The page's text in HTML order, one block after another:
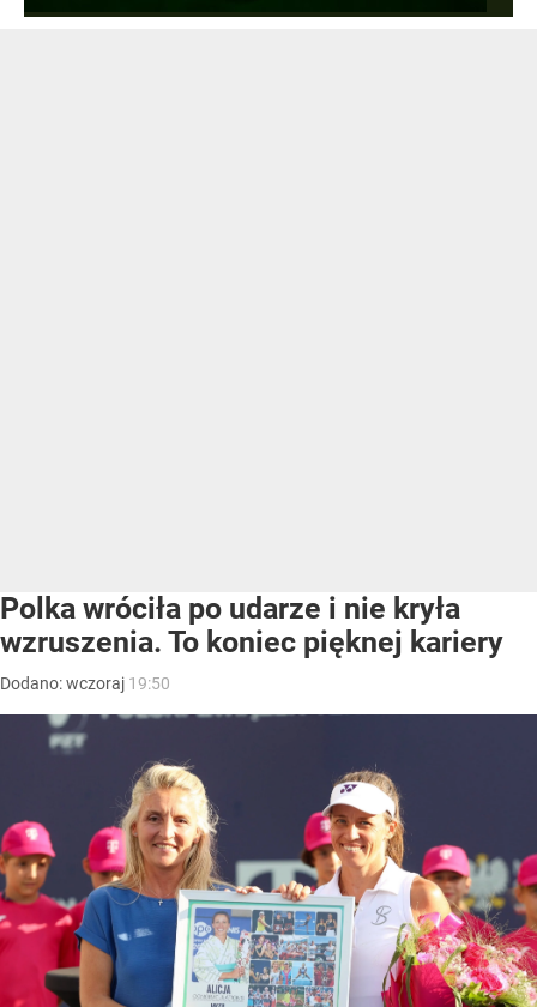
Polka wróciła po udarze i nie kryła
wzruszenia. To koniec pięknej kariery
Dodano:wczoraj 19:50